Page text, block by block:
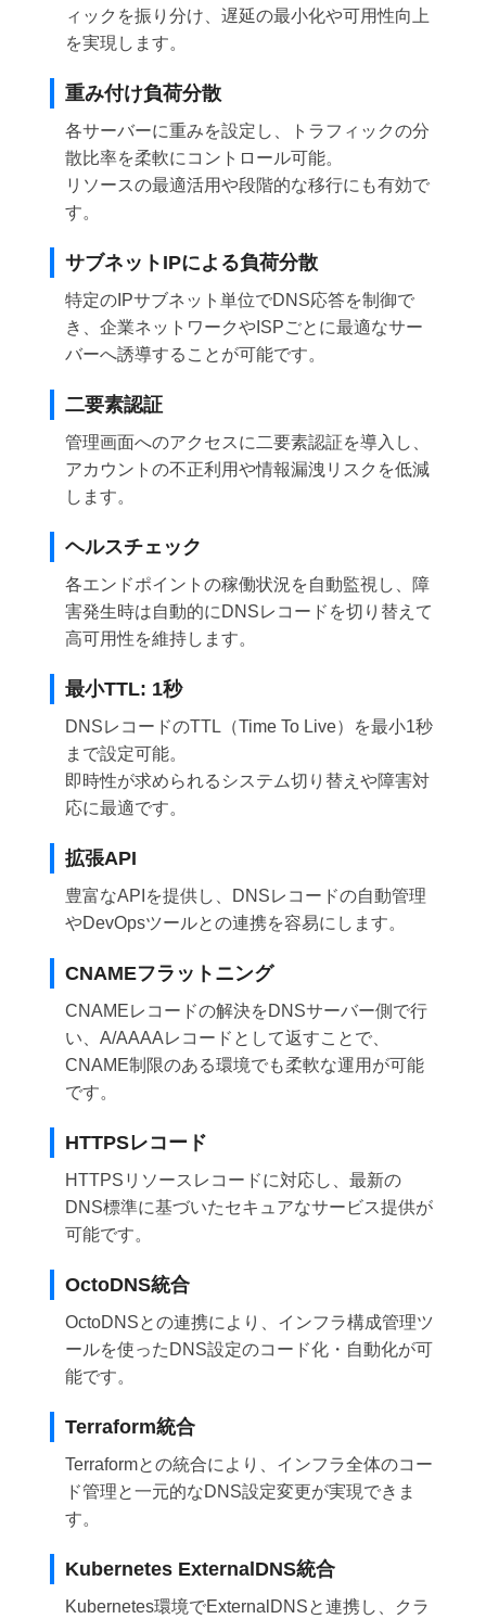
ィックを振り分け、遅延の最小化や可用性向上
を実現します。
重み付け負荷分散
各サーバーに重みを設定し、トラフィックの分
散比率を柔軟にコントロール可能。
リソースの最適活用や段階的な移行にも有効で
す。
サブネットIPによる負荷分散
特定のIPサブネット単位でDNS応答を制御で
き、企業ネットワークやISPごとに最適なサー
バーへ誘導することが可能です。
二要素認証
管理画面へのアクセスに二要素認証を導入し、
アカウントの不正利用や情報漏洩リスクを低減
します。
ヘルスチェック
各エンドポイントの稼働状況を自動監視し、障
害発生時は自動的にDNSレコードを切り替えて
高可用性を維持します。
最小TTL: 1秒
DNSレコードのTTL（Time To Live）を最小1秒
まで設定可能。
即時性が求められるシステム切り替えや障害対
応に最適です。
拡張API
豊富なAPIを提供し、DNSレコードの自動管理
やDevOpsツールとの連携を容易にします。
CNAMEフラットニング
CNAMEレコードの解決をDNSサーバー側で行
い、A/AAAAレコードとして返すことで、
CNAME制限のある環境でも柔軟な運用が可能
です。
HTTPSレコード
HTTPSリソースレコードに対応し、最新の
DNS標準に基づいたセキュアなサービス提供が
可能です。
OctoDNS統合
OctoDNSとの連携により、インフラ構成管理ツ
ールを使ったDNS設定のコード化・自動化が可
能です。
Terraform統合
Terraformとの統合により、インフラ全体のコー
ド管理と一元的なDNS設定変更が実現できま
す。
Kubernetes ExternalDNS統合
Kubernetes環境でExternalDNSと連携し、クラ